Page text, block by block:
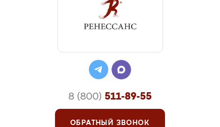
8 (800) 511-89-55
ОБРАТНЫЙ ЗВОНОК